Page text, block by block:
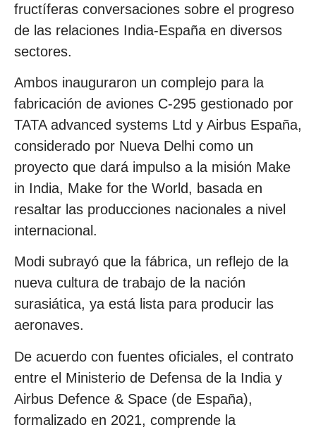
fructíferas conversaciones sobre el progreso
de las relaciones India-España en diversos
sectores.
Ambos inauguraron un complejo para la
fabricación de aviones C-295 gestionado por
TATA advanced systems Ltd y Airbus España,
considerado por Nueva Delhi como un
proyecto que dará impulso a la misión Make
in India, Make for the World, basada en
resaltar las producciones nacionales a nivel
internacional.
Modi subrayó que la fábrica, un reflejo de la
nueva cultura de trabajo de la nación
surasiática, ya está lista para producir las
aeronaves.
De acuerdo con fuentes oficiales, el contrato
entre el Ministerio de Defensa de la India y
Airbus Defence & Space (de España),
formalizado en 2021, comprende la